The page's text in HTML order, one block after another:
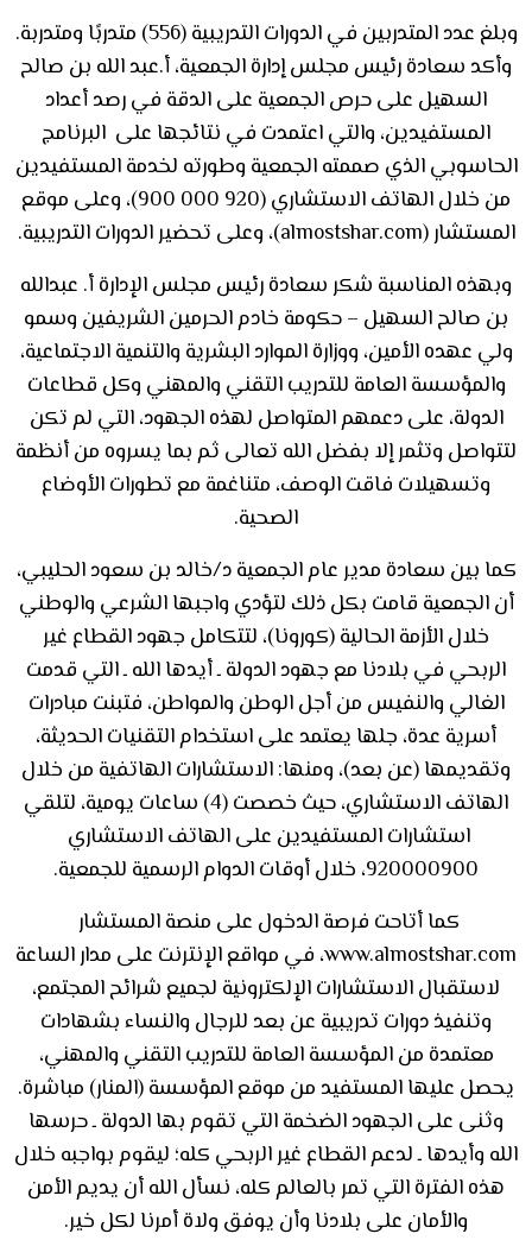
وبلغ عدد المتدربين في الدورات التدريبية (556) متدربًا ومتدربة.
وأكد سعادة رئيس مجلس إدارة الجمعية، أ.عبد الله بن صالح
السهيل على حرص الجمعية على الدقة في رصد أعداد
المستفيدين، والتي اعتمدت في نتائجها على البرنامج
الحاسوبي الذي صممته الجمعية وطورته لخدمة المستفيدين
من خلال الهاتف الاستشاري (920 000 900)، وعلى موقع
المستشار (almostshar.com)، وعلى تحضير الدورات التدريبية.
وبهذه المناسبة شكر سعادة رئيس مجلس الإدارة أ. عبدالله
بن صالح السهيل – حكومة خادم الحرمين الشريفين وسمو
ولي عهده الأمين، ووزارة الموارد البشرية والتنمية الاجتماعية،
والمؤسسة العامة للتدريب التقني والمهني وكل قطاعات
الدولة، على دعمهم المتواصل لهذه الجهود، التي لم تكن
لتتواصل وتثمر إلا بفضل الله تعالى ثم بما يسروه من أنظمة
وتسهيلات فاقت الوصف، متناغمة مع تطورات الأوضاع
الصحية.
كما بين سعادة مدير عام الجمعية د/خالد بن سعود الحليبي،
أن الجمعية قامت بكل ذلك لتؤدي واجبها الشرعي والوطني
خلال الأزمة الحالية (كورونا)، لتتكامل جهود القطاع غير
الربحي في بلادنا مع جهود الدولة ـ أيدها الله ـ التي قدمت
الغالي والنفيس من أجل الوطن والمواطن، فتبنت مبادرات
أسرية عدة، جلها يعتمد على استخدام التقنيات الحديثة،
وتقديمها (عن بعد)، ومنها: الاستشارات الهاتفية من خلال
الهاتف الاستشاري، حيث خصصت (4) ساعات يومية، لتلقي
استشارات المستفيدين على الهاتف الاستشاري
920000900، خلال أوقات الدوام الرسمية للجمعية.
كما أتاحت فرصة الدخول على منصة المستشار
www.almostshar.com، في مواقع الإنترنت على مدار الساعة
لاستقبال الاستشارات الإلكترونية لجميع شرائح المجتمع،
وتنفيذ دورات تدريبية عن بعد للرجال والنساء بشهادات
معتمدة من المؤسسة العامة للتدريب التقني والمهني،
يحصل عليها المستفيد من موقع المؤسسة (المنار) مباشرة.
وثنى على الجهود الضخمة التي تقوم بها الدولة ـ حرسها
الله وأيدها ـ لدعم القطاع غير الربحي كله؛ ليقوم بواجبه خلال
هذه الفترة التي تمر بالعالم كله، نسأل الله أن يديم الأمن
والأمان على بلادنا وأن يوفق ولاة أمرنا لكل خير.